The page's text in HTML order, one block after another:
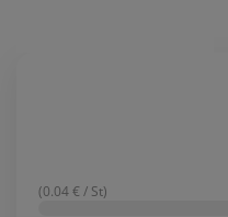
(0.04 € / St)